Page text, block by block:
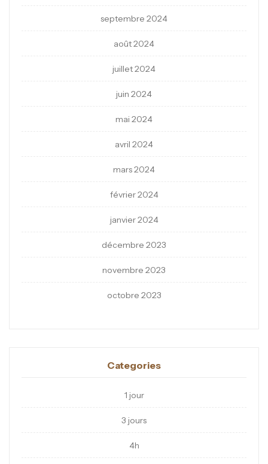
septembre 2024
août 2024
juillet 2024
juin 2024
mai 2024
avril 2024
mars 2024
février 2024
janvier 2024
décembre 2023
novembre 2023
octobre 2023
Categories
1 jour
3 jours
4h